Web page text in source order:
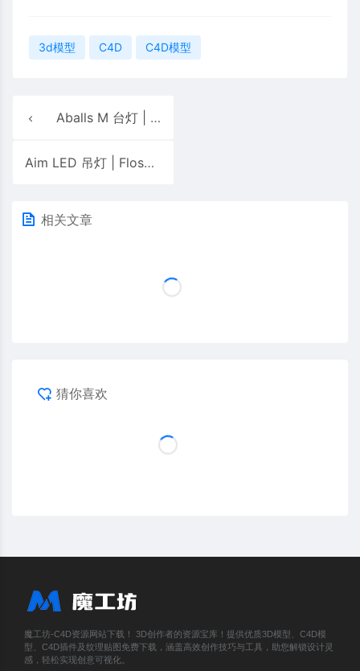
3d模型 C4D C4D模型
Aballs M 台灯 | Parachilna
Aim LED 吊灯 | Flos
相关文章
猜你喜欢
魔工坊-C4D资源网站下载！ 3D创作者的资源宝库！提供优质3D模型、C4D模
型、C4D插件及纹理贴图免费下载，涵盖高效创作技巧与工具，助您解锁设计灵
感，轻松实现创意可视化。